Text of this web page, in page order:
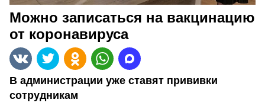
Можно записаться на вакцинацию
от коронавируса
В администрации уже ставят прививки
сотрудникам